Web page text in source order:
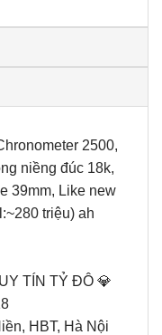
2500,
niềng đúc 18k,
39mm, Like new
triệu) ah
TÍN TỶ ĐÔ 💎
HBT, Hà Nội